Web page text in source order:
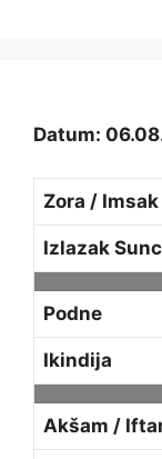
Datum:
Zora / Imsak
Izlazak
Podne
Ikindija
Akšam /